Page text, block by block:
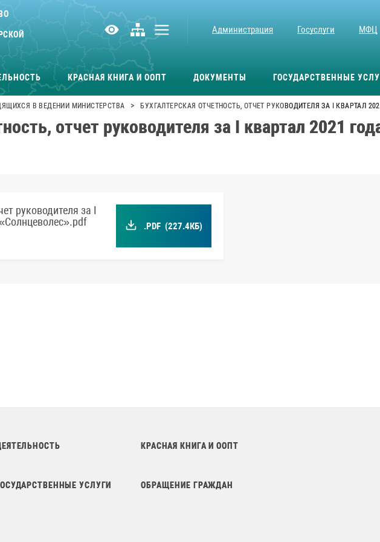
Администрация Госуслуги МФЦ
КРАСНАЯ КНИГА И ООПТ ДОКУМЕНТЫ ГОСУДАРСТВЕННЫЕ
В ВЕДЕНИИ МИНИСТЕРСТВА > БУХГАЛТЕРСКАЯ ОТЧЕТНОСТЬ, ОТЧЕТ РУКОВОДИТЕЛЯ ЗА I КВАРТАЛ
отчет руководителя за I квартал 2021
руководителя за I
.PDF (227.4КБ)
КРАСНАЯ КНИГА И ООПТ
УСЛУГИ ОБРАЩЕНИЕ ГРАЖДАН